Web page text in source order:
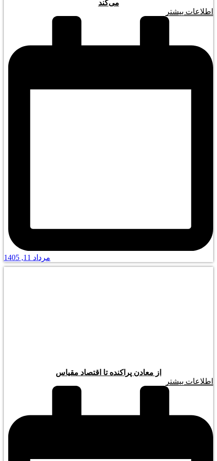
می‌کند
اطلاعات بیشتر
مرداد 11, 1405
از معادن پراکنده تا اقتصاد مقیاس
اطلاعات بیشتر